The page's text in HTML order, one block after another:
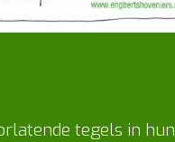
tegels in hun